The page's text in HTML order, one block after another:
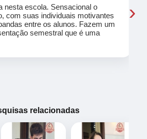
nesta escola. Sensacional o
com suas individuais motivantes
entre os alunos. Fazem um
semestral que é uma
›
relacionadas